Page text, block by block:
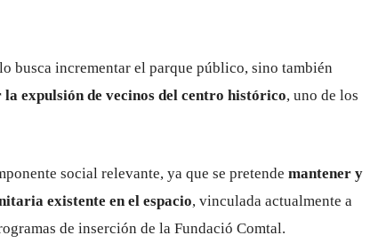
busca incrementar el parque público, sino también
expulsión de vecinos del centro histórico, uno de los
social relevante, ya que se pretende mantener y
existente en el espacio, vinculada actualmente a
de inserción de la Fundació Comtal.